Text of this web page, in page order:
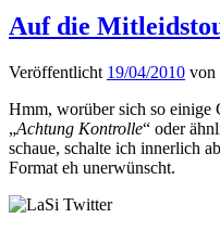
Auf die
Veröffentlicht 19/04/2010 von
Hmm, worüber sich so einige
„Achtung Kontrolle“ oder
schaue, schalte ich innerlich
Format eh unerwünscht.